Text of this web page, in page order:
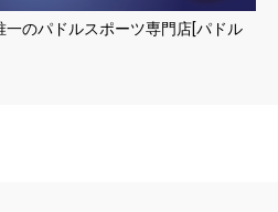
一のパドルスポーツ専門店[パドル